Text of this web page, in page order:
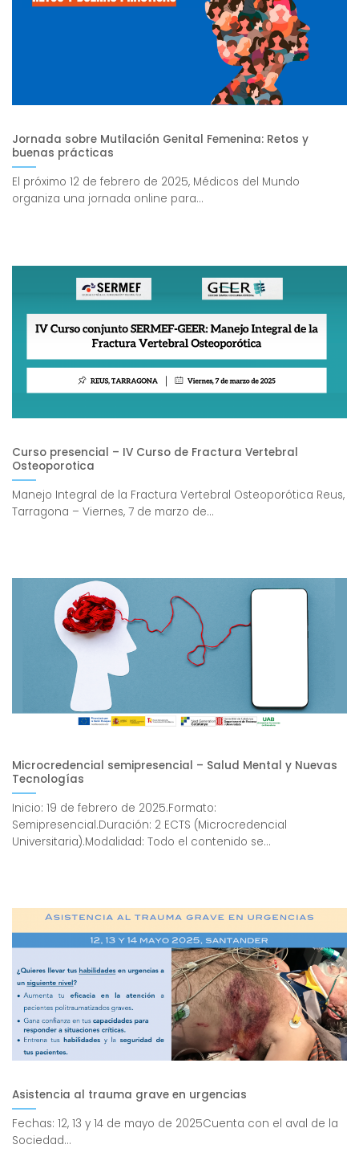
Jornada sobre Mutilación Genital Femenina: Retos y
buenas prácticas
El próximo 12 de febrero de 2025, Médicos del Mundo
organiza una jornada online para...
Curso presencial – IV Curso de Fractura Vertebral
Osteoporotica
Manejo Integral de la Fractura Vertebral Osteoporótica Reus,
Tarragona – Viernes, 7 de marzo de...
Microcredencial semipresencial – Salud Mental y Nuevas
Tecnologías
Inicio: 19 de febrero de 2025.Formato:
Semipresencial.Duración: 2 ECTS (Microcredencial
Universitaria).Modalidad: Todo el contenido se...
Asistencia al trauma grave en urgencias
Fechas: 12, 13 y 14 de mayo de 2025Cuenta con el aval de la
Sociedad...